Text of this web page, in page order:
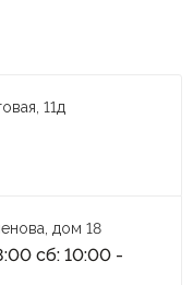
11д
дом 18
сб: 10:00 -